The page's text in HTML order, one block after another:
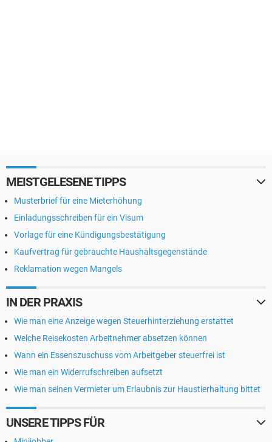
MEISTGELESENE TIPPS
Musterbrief für eine Mieterhöhung
Einladungsschreiben für ein Visum
Vorlage für eine Kündigungsbestätigung
Kaufvertrag für gebrauchte Haushaltsgegenstände
Reklamation wegen Mangels
IN DER PRAXIS
Wie man eine Anzeige wegen Steuerhinterziehung erstattet
Welche Reisekosten Arbeitnehmer absetzen können
Wann ein Essenszuschuss vom Arbeitgeber steuerfrei ist
Wie man ein Widerrufschreiben aufsetzt
Wie man seinen Vermieter um Erlaubnis zur Haustierhaltung bittet
UNSERE TIPPS FÜR